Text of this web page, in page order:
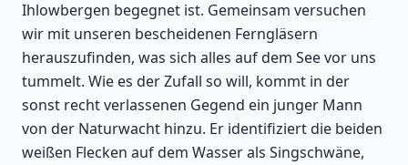
Ihlowbergen begegnet ist. Gemeinsam versuchen
wir mit unseren bescheidenen Ferngläsern
herauszufinden, was sich alles auf dem See vor uns
tummelt. Wie es der Zufall so will, kommt in der
sonst recht verlassenen Gegend ein junger Mann
von der Naturwacht hinzu. Er identifiziert die beiden
weißen Flecken auf dem Wasser als Singschwäne,